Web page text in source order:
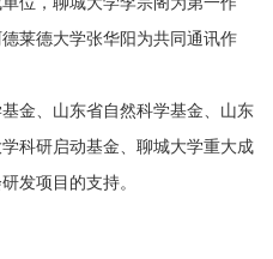
莱德大学张华阳为共同通讯作
、山东省自然科学基金、山东
科研启动基金、聊城大学重大成
发项目的支持。